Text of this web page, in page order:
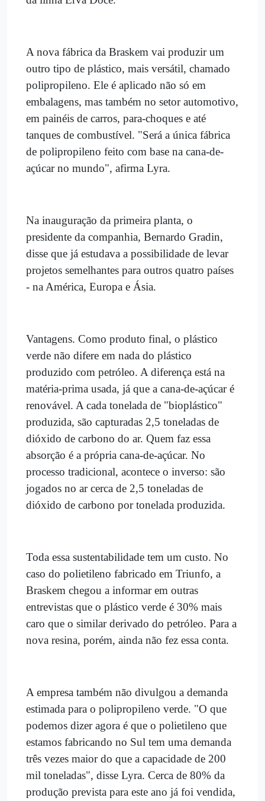
A nova fábrica da Braskem vai produzir um
outro tipo de plástico, mais versátil, chamado
polipropileno. Ele é aplicado não só em
embalagens, mas também no setor automotivo,
em painéis de carros, para-choques e até
tanques de combustível. "Será a única fábrica
de polipropileno feito com base na cana-de-
açúcar no mundo", afirma Lyra.
Na inauguração da primeira planta, o
presidente da companhia, Bernardo Gradin,
disse que já estudava a possibilidade de levar
projetos semelhantes para outros quatro países
- na América, Europa e Ásia.
Vantagens. Como produto final, o plástico
verde não difere em nada do plástico
produzido com petróleo. A diferença está na
matéria-prima usada, já que a cana-de-açúcar é
renovável. A cada tonelada de "bioplástico"
produzida, são capturadas 2,5 toneladas de
dióxido de carbono do ar. Quem faz essa
absorção é a própria cana-de-açúcar. No
processo tradicional, acontece o inverso: são
jogados no ar cerca de 2,5 toneladas de
dióxido de carbono por tonelada produzida.
Toda essa sustentabilidade tem um custo. No
caso do polietileno fabricado em Triunfo, a
Braskem chegou a informar em outras
entrevistas que o plástico verde é 30% mais
caro que o similar derivado do petróleo. Para a
nova resina, porém, ainda não fez essa conta.
A empresa também não divulgou a demanda
estimada para o polipropileno verde. "O que
podemos dizer agora é que o polietileno que
estamos fabricando no Sul tem uma demanda
três vezes maior do que a capacidade de 200
mil toneladas", disse Lyra. Cerca de 80% da
produção prevista para este ano já foi vendida,